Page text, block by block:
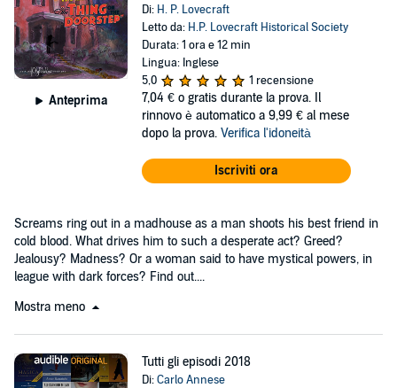
Anteprima
Di: H. P. Lovecraft
Letto da: H.P. Lovecraft Historical Society
Durata: 1 ora e 12 min
Lingua: Inglese
5,0
1 recensione
7,04 € o gratis durante la prova. Il
rinnovo è automatico a 9,99 € al mese
dopo la prova. Verifica l'idoneità
Iscriviti ora
Screams ring out in a madhouse as a man shoots his best friend in
cold blood. What drives him to such a desperate act? Greed?
Jealousy? Madness? Or a woman said to have mystical powers, in
league with dark forces? Find out....
Mostra meno
Tutti gli episodi 2018
Di:Carlo Annese